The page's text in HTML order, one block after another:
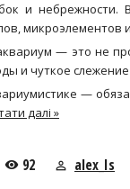
и небрежности.
— это не
и чуткое
—
далі »
92 alex_Is